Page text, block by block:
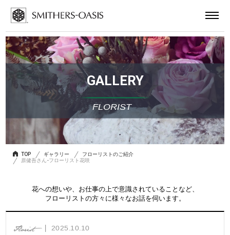
GALLERY
FLORIST
TOP ギャラリー
フローリストのご紹介
原健吾さん-フローリスト花咲
花への想いや、お仕事の上で意識されていることなど、
フローリストの方々に様々なお話を伺います。
2025.10.10